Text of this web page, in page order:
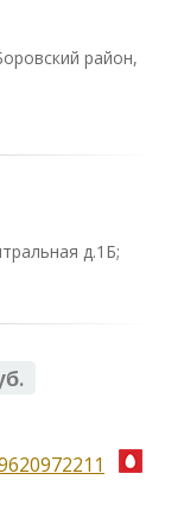
район,
д.1Б;